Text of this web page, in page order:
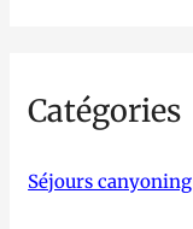
Catégories
Séjours canyoning